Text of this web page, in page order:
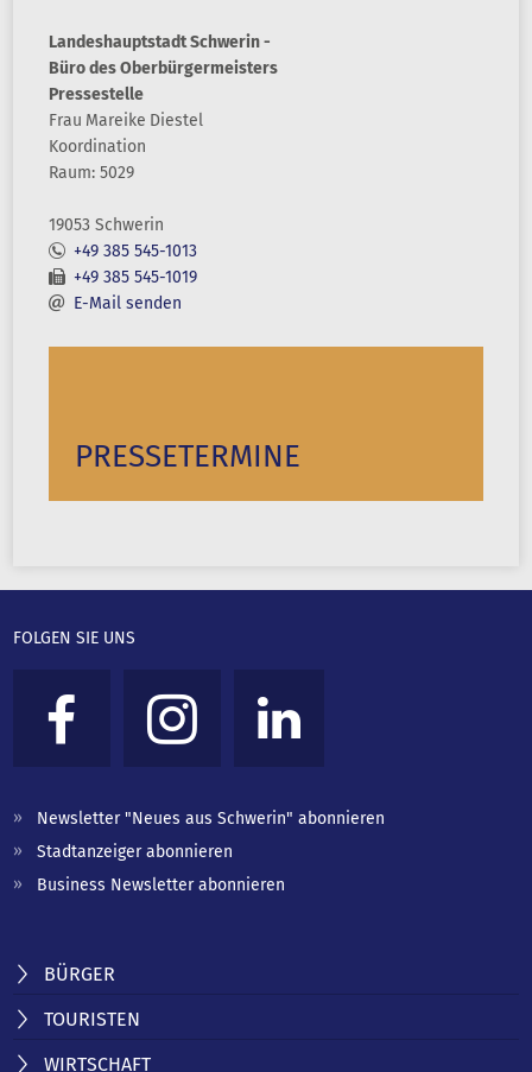
Landeshauptstadt Schwerin -
Büro des Oberbürgermeisters
Pressestelle
Frau Mareike Diestel
Koordination
Raum: 5029
19053 Schwerin
+49 385 545-1013
+49 385 545-1019
E-Mail senden
PRESSETERMINE
FOLGEN SIE UNS
Newsletter "Neues aus Schwerin" abonnieren
Stadtanzeiger abonnieren
Business Newsletter abonnieren
BÜRGER
TOURISTEN
WIRTSCHAFT